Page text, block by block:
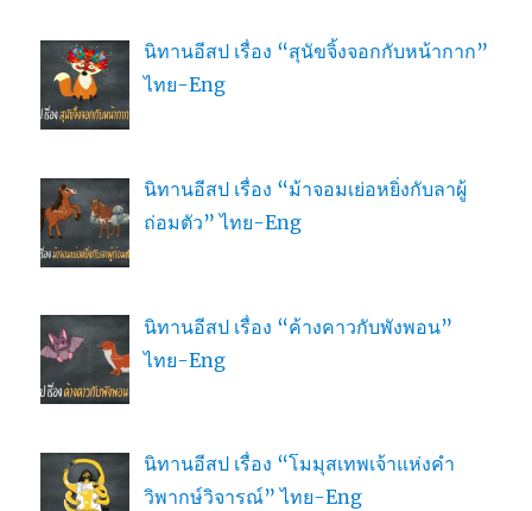
นิทานอีสป เรื่อง “สุนัขจิ้งจอกกับหน้ากาก”
ไทย-Eng
นิทานอีสป เรื่อง “ม้าจอมเย่อหยิ่งกับลาผู้
ถ่อมตัว” ไทย-Eng
นิทานอีสป เรื่อง “ค้างคาวกับพังพอน”
ไทย-Eng
นิทานอีสป เรื่อง “โมมุสเทพเจ้าแห่งคำ
วิพากษ์วิจารณ์” ไทย-Eng